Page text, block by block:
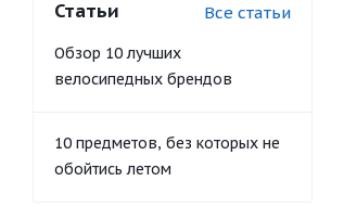
Статьи Все статьи
Обзор 10 лучших
велосипедных брендов
10 предметов, без которых не
обойтись летом